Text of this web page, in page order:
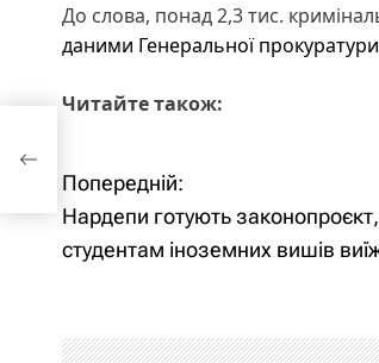
До слова, понад 2,3 тис.
даними Генеральної
Читайте також:
Н
а
і
Попередній:
Нардепи готують
студентам іноземних вишів